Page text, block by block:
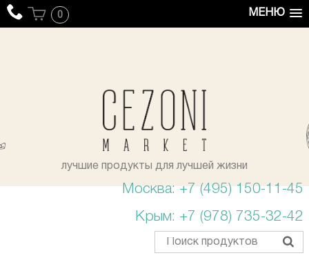
МЕНЮ
0
лучшие продукты для лучшей жизни
Москва: +7 (495) 150-11-45
Крым: +7 (978) 735-32-42